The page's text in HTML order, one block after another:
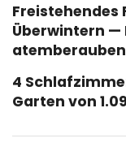
Freistehendes
Überwintern —
4
Garten von